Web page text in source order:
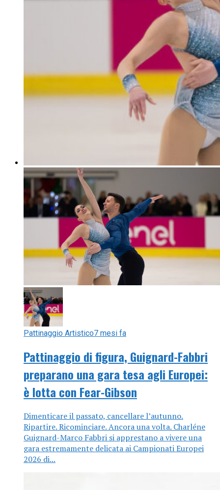
Pattinaggio Artistico7 mesi fa
Pattinaggio di figura, Guignard-Fabbri
preparano una gara tesa agli Europei:
è lotta con Fear-Gibson
Dimenticare il passato, cancellare l’autunno.
Ripartire. Ricominciare. Ancora una volta. Charléne
Guignard-Marco Fabbri si apprestano a vivere una
gara estremamente delicata ai Campionati Europei
2026 di...